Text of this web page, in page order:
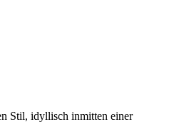
Stil, idyllisch inmitten einer